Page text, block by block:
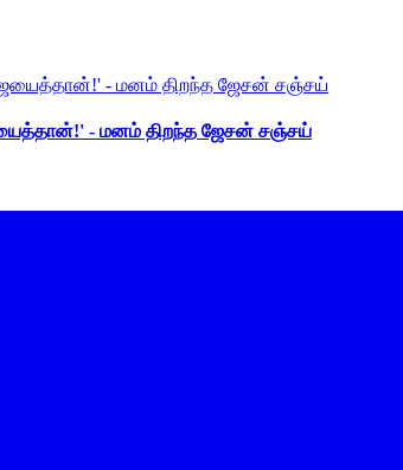
- மனம் திறந்த ஜேசன் சஞ்சய்